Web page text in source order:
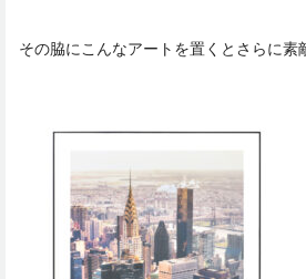
その脇にこんなアートを置くとさらに